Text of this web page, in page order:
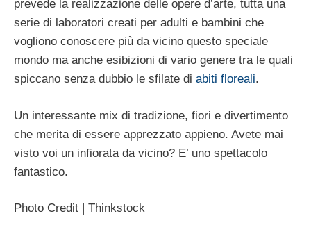
prevede la realizzazione delle opere d’arte, tutta una
serie di laboratori creati per adulti e bambini che
vogliono conoscere più da vicino questo speciale
mondo ma anche esibizioni di vario genere tra le quali
spiccano senza dubbio le sfilate di abiti floreali.
Un interessante mix di tradizione, fiori e divertimento
che merita di essere apprezzato appieno. Avete mai
visto voi un infiorata da vicino? E’ uno spettacolo
fantastico.
Photo Credit | Thinkstock